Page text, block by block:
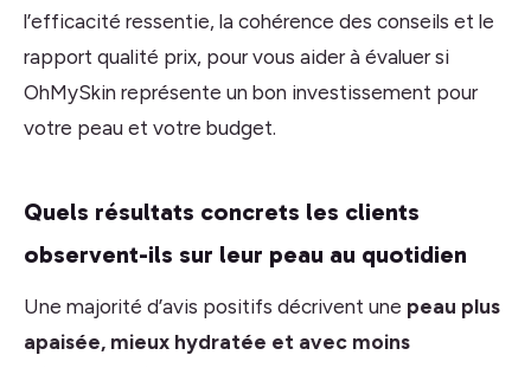
l’efficacité ressentie, la cohérence des conseils et le
rapport qualité prix, pour vous aider à évaluer si
OhMySkin représente un bon investissement pour
votre peau et votre budget.
Quels résultats concrets les clients
observent-ils sur leur peau au quotidien
Une majorité d’avis positifs décrivent une peau plus
apaisée, mieux hydratée et avec moins